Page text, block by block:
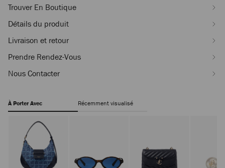
Trouver En Boutique
Détails du produit
Livraison et retour
Prendre Rendez-Vous
Nous Contacter
À Porter Avec Récemment visualisé